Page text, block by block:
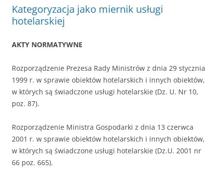
Kategoryzacja jako miernik usługi
hotelarskiej
AKTY NORMATYWNE
Rozporządzenie Prezesa Rady Ministrów z dnia 29 stycznia
1999 r. w sprawie obiektów hotelarskich i innych obiektów,
w których są świadczone usługi hotelarskie (Dz. U. Nr 10,
poz. 87).
Rozporządzenie Ministra Gospodarki z dnia 13 czerwca
2001 r. w sprawie obiektów hotelarskich i innych obiektów,
w których są świadczone usługi hotelarskie (Dz.U. 2001 nr
66 poz. 665).